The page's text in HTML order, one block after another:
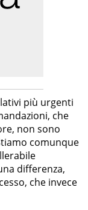
più urgenti
che
non sono
comunque
differenza,
che invece